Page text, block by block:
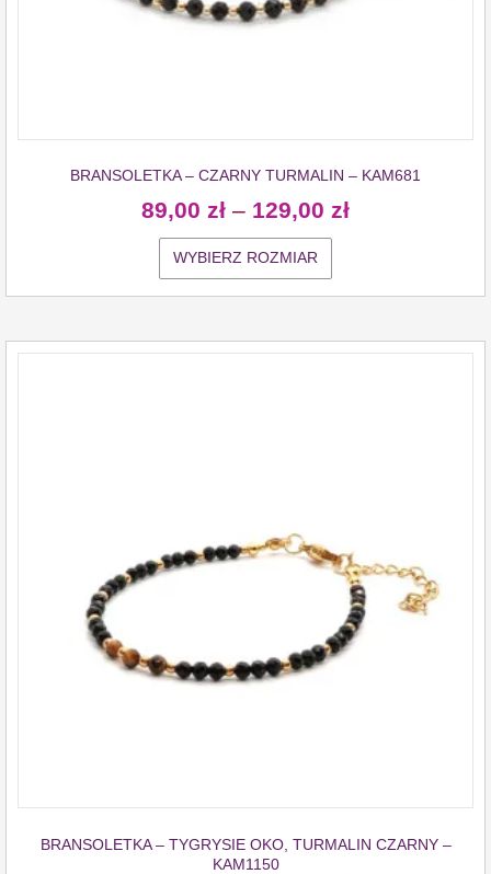
BRANSOLETKA – CZARNY TURMALIN – KAM681
89,00 zł – 129,00 zł
WYBIERZ ROZMIAR
BRANSOLETKA – TYGRYSIE OKO, TURMALIN CZARNY –
KAM1150